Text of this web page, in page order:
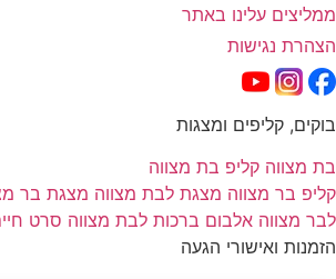
ממליצים עלינו באתר
הצהרת נגישות
בוקים, קליפים ומצגות
בת מצווה קליפ בת מצווה
קליפ בר מצווה מצגת לבת מצווה מצגת בר
לבר מצווה אלבום ברכות לבת מצווה סרט
הזמנות ואישורי הגעה